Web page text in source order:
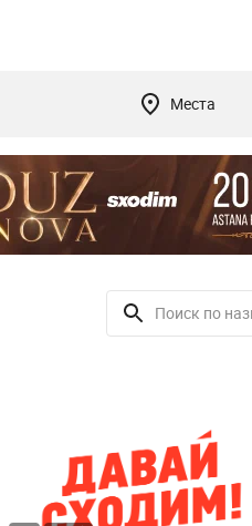
Места